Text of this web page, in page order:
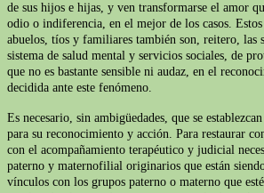
de sus hijos e hijas, y ven transformarse el amor
odio o indiferencia, en el mejor de los casos. Estos
abuelos, tíos y familiares también son, reitero, las
sistema de salud mental y servicios sociales, de
que no es bastante sensible ni audaz, en el
decidida ante este fenómeno.
Es necesario, sin ambigüedades, que se
para su reconocimiento y acción. Para restaurar
con el acompañamiento terapéutico y judicial
paterno y maternofilial originarios que están
vínculos con los grupos paterno o materno que